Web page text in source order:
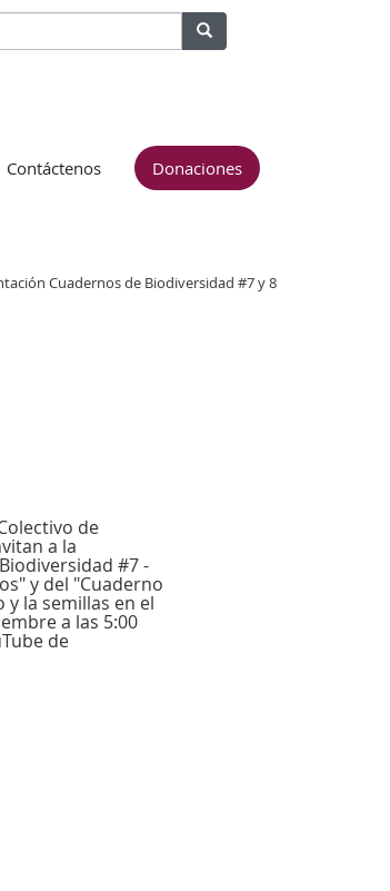
Contáctenos Donaciones
Cuadernos de Biodiversidad #7 y 8
de
a la
#7 -
y del "Cuaderno
y la semillas en el
a las 5:00
de